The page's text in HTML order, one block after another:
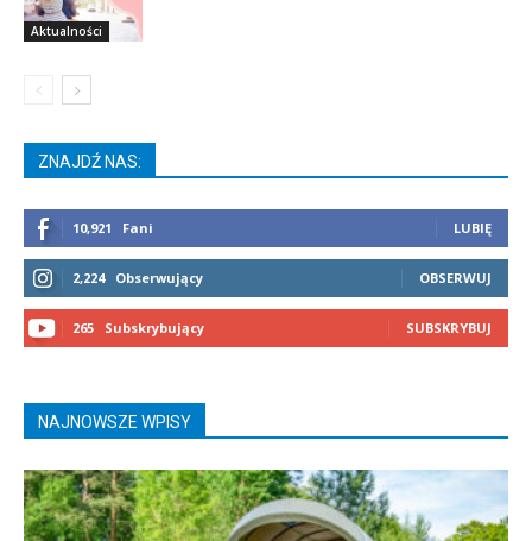
Aktualności
ZNAJDŹ NAS:
10,921 Fani LUBIĘ
2,224 Obserwujący OBSERWUJ
265 Subskrybujący SUBSKRYBUJ
NAJNOWSZE WPISY